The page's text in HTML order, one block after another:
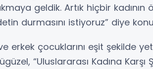
geldik. Artık hiçbir
durmasını istiyoruz” diye
ve erkek çocuklarını eşit şekilde
“Uluslararası Kadına